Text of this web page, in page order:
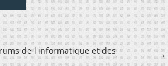
de l'informatique et des